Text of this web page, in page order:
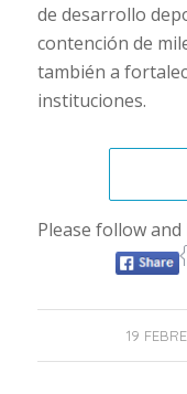
de desarrollo
contención de
también a
instituciones.
Please follow and
19